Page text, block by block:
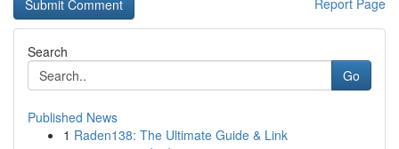
Report Page
Search
Go
Published News
1 Raden138: The Ultimate Guide & Link